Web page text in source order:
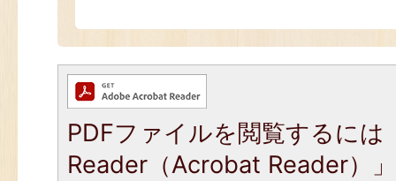
PDFファイルを閲覧するには
Reader（Acrobat Reader）